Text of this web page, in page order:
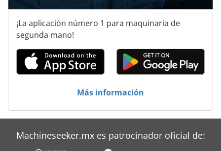
Ferag
Fotocomponedora
Grafopress
Gretag
Magraf
¡La aplicación número 1 para maquinaria de
segunda mano!
Más información
Machineseeker.mx es patrocinador oficial de: